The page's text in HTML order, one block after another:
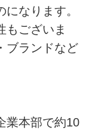
なります。
もございま
ブランドなど
業本部で約10